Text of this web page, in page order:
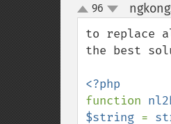
up
down
96
to replace
the best
function
$string =